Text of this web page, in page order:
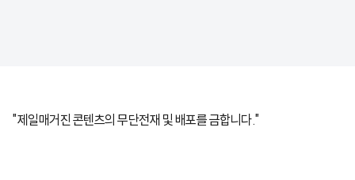
"제일매거진 콘텐츠의 무단전재 및 배포를 금합니다."